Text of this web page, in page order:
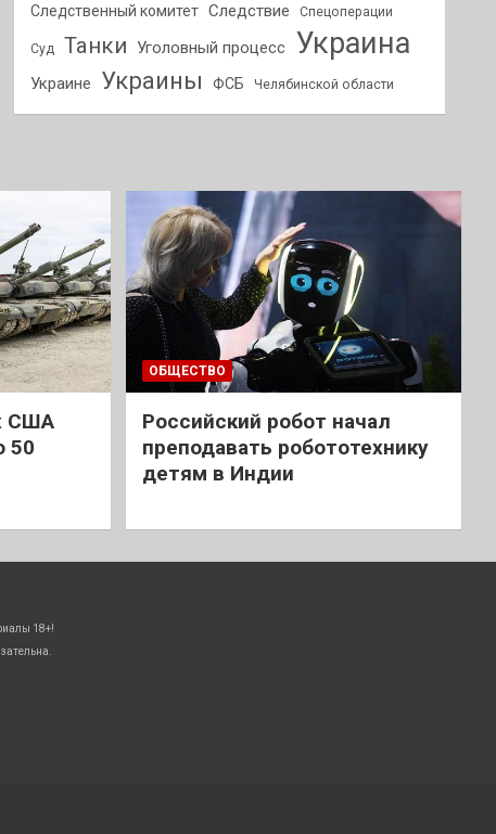
Следственный комитет Следствие Спецоперации
Суд Танки Уголовный процесс Украина
Украине Украины ФСБ Челябинской области
США
50
ОБЩЕСТВО
Российский робот начал
преподавать робототехнику
детям в Индии
18+!